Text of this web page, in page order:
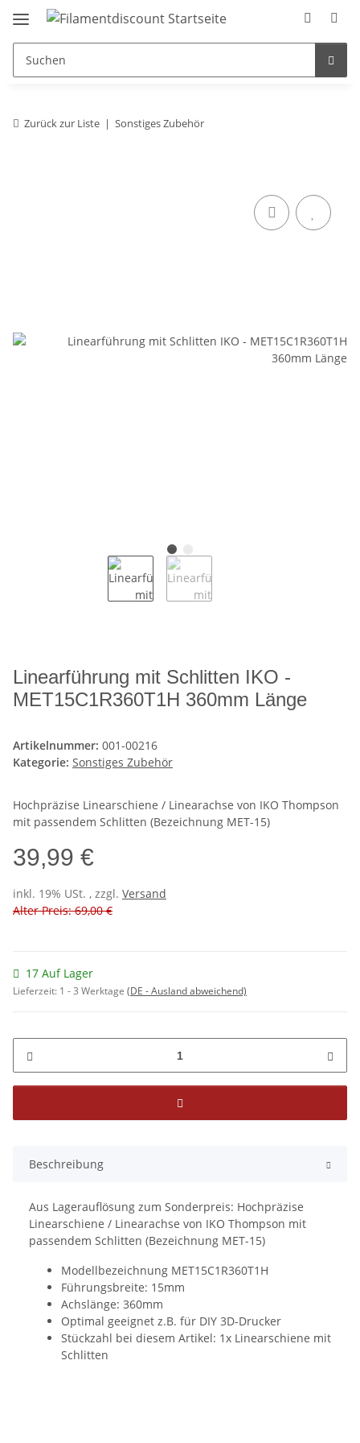
Zurück zur Liste Sonstiges Zubehör
Linearführung mit Schlitten IKO -
MET15C1R360T1H 360mm Länge
Artikelnummer: 001-00216
Kategorie: Sonstiges Zubehör
Hochpräzise Linearschiene / Linearachse von IKO Thompson
mit passendem Schlitten (Bezeichnung MET-15)
39,99 €
inkl. 19% USt. , zzgl. Versand
Alter Preis: 69,00 €
17 Auf Lager
Lieferzeit: 1 - 3 Werktage (DE - Ausland abweichend)
Beschreibung
Aus Lagerauflösung zum Sonderpreis: Hochpräzise
Linearschiene / Linearachse von IKO Thompson mit
passendem Schlitten (Bezeichnung MET-15)
Modellbezeichnung MET15C1R360T1H
Führungsbreite: 15mm
Achslänge: 360mm
Optimal geeignet z.B. für DIY 3D-Drucker
Stückzahl bei diesem Artikel: 1x Linearschiene mit
Schlitten